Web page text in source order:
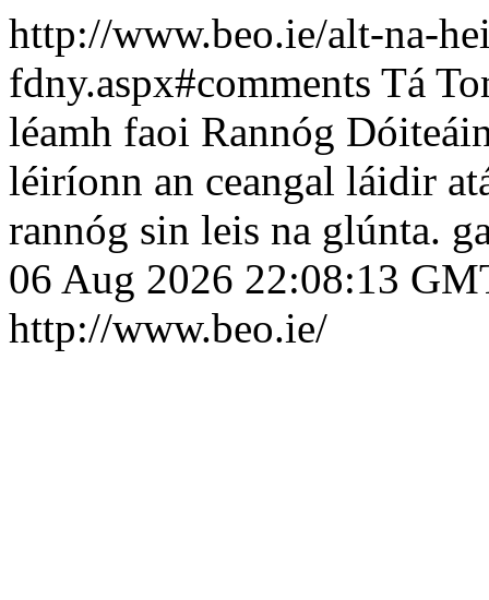
http://www.beo.ie/alt-na-
fdny.aspx#comments Tá
léamh faoi Rannóg
léiríonn an ceangal láidir
rannóg sin leis na glúnta.
06 Aug 2026 22:08:13
http://www.beo.ie/